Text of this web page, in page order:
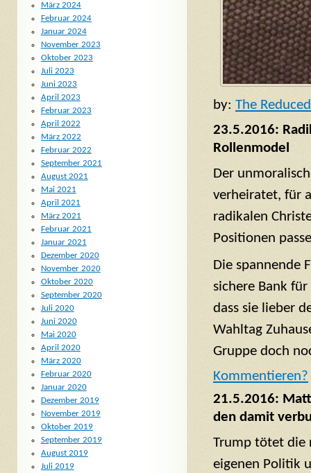
by: The
23.5.2016:
Rollenmodel
Der
verheiratet, für
radikalen
Positionen
Die spannende
sichere Bank
dass sie lieber
Wahltag
Gruppe doch
Kommentieren?
21.5.2016:
den damit
Trump tötet die
eigenen Politik
März 2024
Februar 2024
Januar 2024
November 2023
Oktober 2023
Juli 2023
Juni 2023
April 2023
Februar 2023
April 2022
März 2022
Februar 2022
September 2021
August 2021
Mai 2021
April 2021
März 2021
Februar 2021
Januar 2021
Dezember 2020
November 2020
Oktober 2020
September 2020
Juli 2020
Juni 2020
Mai 2020
April 2020
März 2020
Februar 2020
Januar 2020
Dezember 2019
November 2019
Oktober 2019
September 2019
August 2019
Juli 2019